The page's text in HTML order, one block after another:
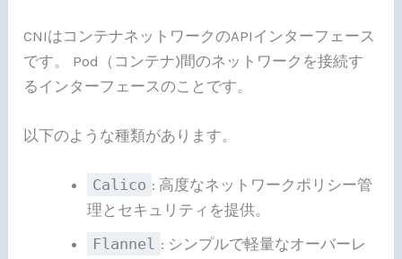
CNIはコンテナネットワークのAPIインターフェース
です。 Pod（コンテナ)間のネットワークを接続す
るインターフェースのことです。
以下のような種類があります。
Calico : 高度なネットワークポリシー管
理とセキュリティを提供。
Flannel : シンプルで軽量なオーバーレ